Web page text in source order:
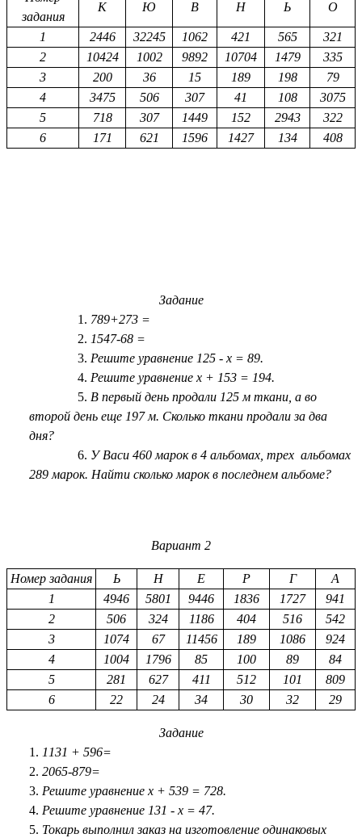
задания
К Ю В Н Ь О
1 2446 32245 1062 421 565
321
2
10424 1002 9892 10704 1479
335
3
200 36 15 189 198
79
4
3475 506 307 41 108
3075
5
718 307 1449 152 2943
322
6
171 621 1596 1427 134 408
Задание
789+273 =
1547-68 =
Решите уравнение 125 - х = 89.
Решите уравнение х + 153 = 194.
В первый день продали 125 м ткани, а во
второй день еще 197 м. Сколько ткани продали за два
дня?
У Васи 460 марок в 4 альбомах, трех альбомах
289 марок. Найти сколько марок в последнем альбоме?
Вариант 2
Номер задания Ь Н Е Р Г
А
1
4946 5801 9446 1836 1727
941
2
506 324 1186 404 516
542
3
1074 67 11456 189 1086
924
4
1004 1796 85 100 89
84
5
281 627 411 512 101
809
6
22 24 34 30 32 29
Задание
1131 + 596=
2065-879=
Решите уравнение х + 539 = 728.
Решите уравнение 131 - х = 47.
Токарь выполнил заказ на изготовление одинаковых